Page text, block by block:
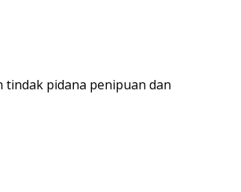
tindak pidana penipuan dan